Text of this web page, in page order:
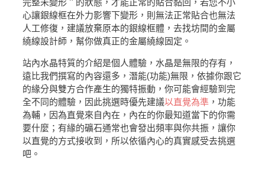
完整未變形＂的狀態，才能正常的貼合黏回，若您不小
心讓銀線框在外力影響下變形，則無法正常貼合也無法
人工修復，建議放棄原本的銀線框體，去找坊間的金屬
繞線設計師，幫你做真正的金屬繞線固定。
站內水晶特質的介紹是個人體驗，水晶是無限的存有，
遠比我們撰寫的內容還多，潛能(功能)無限，依據你跟它
的緣分與雙方合作產生的獨特振動，你可能會經驗到完
全不同的體驗，因此挑選時優先建議以直覺為準 ，功能
為輔，因為直覺來自內在，內在的你最知道當下的你需
要什麼；有緣的礦石通常也會發出頻率與你共振，讓你
以直覺的方式接收到，所以依循內心的真實感受去挑選
吧。